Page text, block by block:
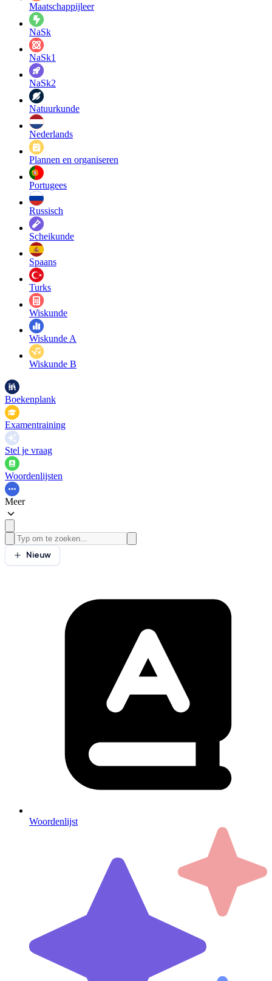
Maatschappijleer
NaSk
NaSk1
NaSk2
Natuurkunde
Nederlands
Plannen en organiseren
Portugees
Russisch
Scheikunde
Spaans
Turks
Wiskunde
Wiskunde A
Wiskunde B
Boekenplank
Examentraining
Stel je vraag
Woordenlijsten
Meer
Nieuw
Woordenlijst